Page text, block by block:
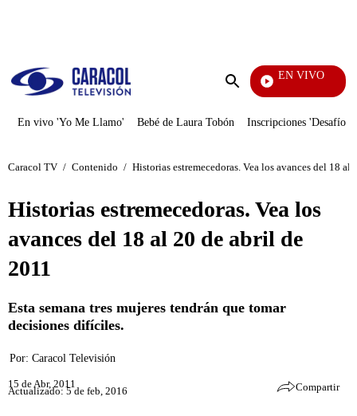
Enviar
EN VIVO
Yo Me Llamo
En vivo 'Yo Me Llamo' Bebé de Laura Tobón Inscripciones 'Desafío'
Caracol TV / Contenido / Historias estremecedoras. Vea los avances del 18 al
Historias estremecedoras. Vea los
avances del 18 al 20 de abril de
2011
Esta semana tres mujeres tendrán que tomar
decisiones difíciles.
Por: Caracol Televisión
15 de Abr, 2011
Actualizado: 5 de feb, 2016 Compartir